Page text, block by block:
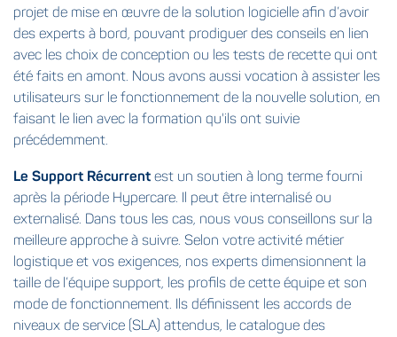
projet de mise en œuvre de la solution logicielle afin d’avoir
des experts à bord, pouvant prodiguer des conseils en lien
avec les choix de conception ou les tests de recette qui ont
été faits en amont. Nous avons aussi vocation à assister les
utilisateurs sur le fonctionnement de la nouvelle solution, en
faisant le lien avec la formation qu'ils ont suivie
précédemment.
Le Support Récurrent est un soutien à long terme fourni
après la période Hypercare. Il peut être internalisé ou
externalisé. Dans tous les cas, nous vous conseillons sur la
meilleure approche à suivre. Selon votre activité métier
logistique et vos exigences, nos experts dimensionnent la
taille de l’équipe support, les profils de cette équipe et son
mode de fonctionnement. Ils définissent les accords de
niveaux de service (SLA) attendus, le catalogue des